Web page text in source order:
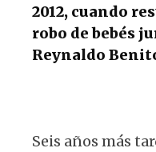
2012, cuando
robo de bebés
Reynaldo
Seis años más